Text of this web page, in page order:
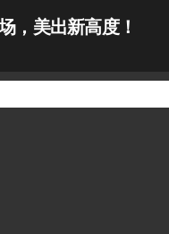
，美出新高度！